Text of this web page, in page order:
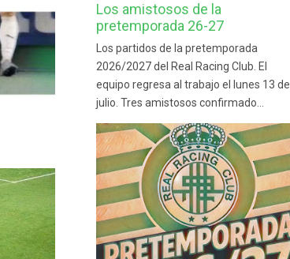
Los amistosos de la
pretemporada 26-27
Los partidos de la pretemporada
2026/2027 del Real Racing Club. El
equipo regresa al trabajo el lunes 13 de
julio. Tres amistosos confirmado...